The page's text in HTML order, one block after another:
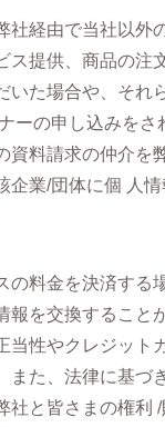
社経由で当社以外
ス提供、商品の注
いた場合や、それ
ーの申し込みをさ
資料請求の仲介を
企業/団体に個 人
の料金を決済する
報を交換すること
当性やクレジット
また、法律に基づ
社と皆さまの権利